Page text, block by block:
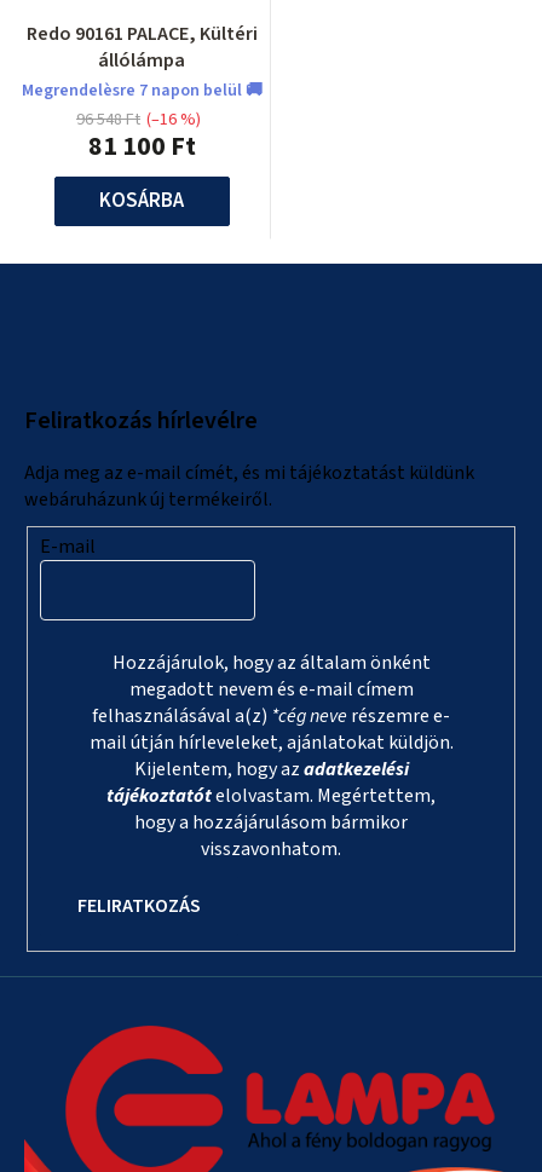
Redo 90161 PALACE, Kültéri
állólámpa
Megrendelèsre 7 napon belül 🚚
81 100 Ft
96 548 Ft (–16 %)
KOSÁRBA
Feliratkozás hírlevélre
Adja meg az e-mail címét, és mi tájékoztatást küldünk
webáruházunk új termékeiről.
E-mail
Hozzájárulok, hogy az általam önként
megadott nevem és e-mail címem
felhasználásával a(z) *cég neverészemre e-
mail útján hírleveleket, ajánlatokat küldjön.
Kijelentem, hogy azadatkezelési
tájékoztatótelolvastam. Megértettem,
hogy a hozzájárulásom bármikor
visszavonhatom.
FELIRATKOZÁS